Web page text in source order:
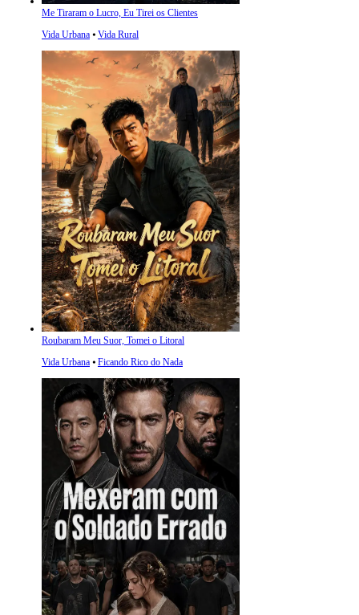
Me Tiraram o Lucro, Eu Tirei os Clientes
Vida Urbana ⦁ Vida Rural
Roubaram Meu Suor, Tomei o Litoral
Vida Urbana ⦁ Ficando Rico do Nada